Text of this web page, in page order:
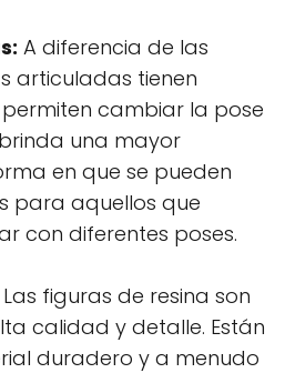
A diferencia de las
articuladas tienen
cambiar la pose
una mayor
en que se pueden
para aquellos que
con diferentes poses.
Las figuras de resina son
calidad y detalle. Están
duradero y a menudo